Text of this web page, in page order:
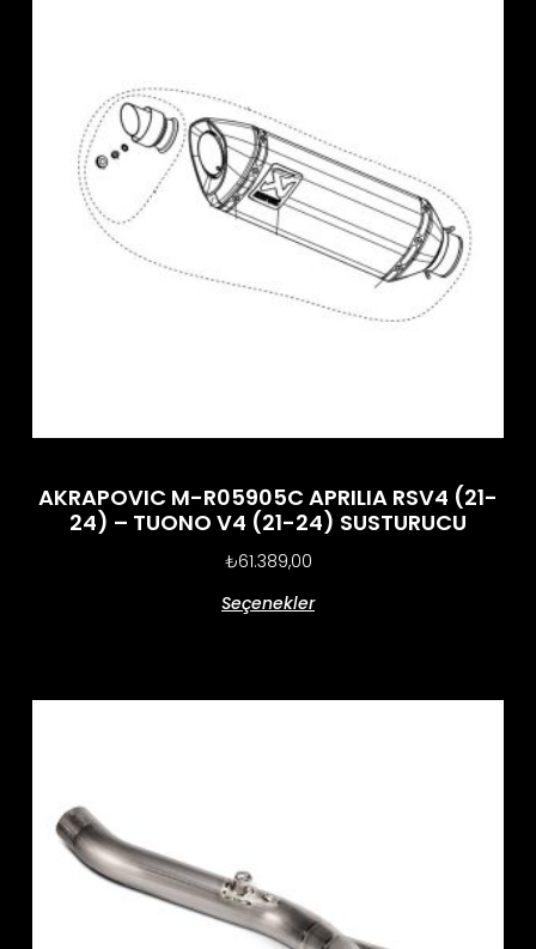
AKRAPOVIC M-R05905C APRILIA RSV4 (21-
24) – TUONO V4 (21-24) SUSTURUCU
₺61.389,00
Seçenekler